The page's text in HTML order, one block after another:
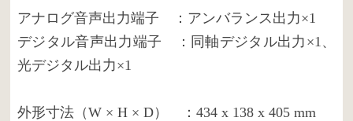
アナログ音声出力端子 ：アンバランス出力×1
デジタル音声出力端子 ：同軸デジタル出力×1、
光デジタル出力×1
外形寸法（W × H × D） ：434 x 138 x 405 mm